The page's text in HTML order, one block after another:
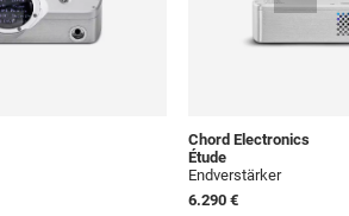
Chord Electronics
Étude
Endverstärker
6.290 €